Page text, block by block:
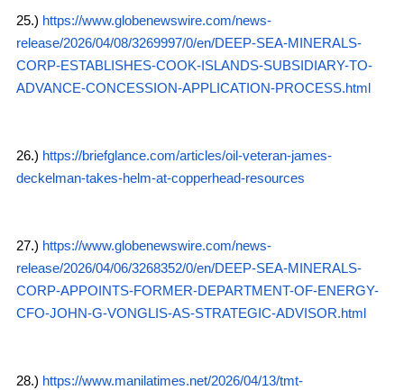
25.) https://www.globenewswire.com/news-
release/2026/04/08/3269997/0/en/DEEP-SEA-MINERALS-
CORP-ESTABLISHES-COOK-ISLANDS-SUBSIDIARY-TO-
ADVANCE-CONCESSION-APPLICATION-PROCESS.html
26.) https://briefglance.com/articles/oil-veteran-james-
deckelman-takes-helm-at-copperhead-resources
27.) https://www.globenewswire.com/news-
release/2026/04/06/3268352/0/en/DEEP-SEA-MINERALS-
CORP-APPOINTS-FORMER-DEPARTMENT-OF-ENERGY-
CFO-JOHN-G-VONGLIS-AS-STRATEGIC-ADVISOR.html
28.) https://www.manilatimes.net/2026/04/13/tmt-